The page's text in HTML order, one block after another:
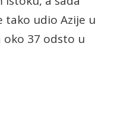
tako udio Azije u
37 odsto u